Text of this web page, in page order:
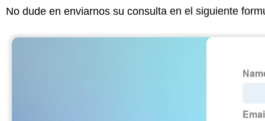
No dude en enviarnos su consulta en el siguiente